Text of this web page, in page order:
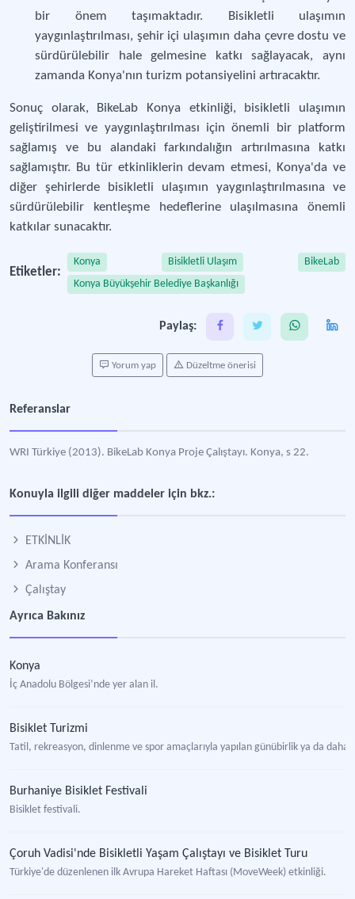
bir önem taşımaktadır. Bisikletli ulaşımın
yaygınlaştırılması, şehir içi ulaşımın daha çevre dostu ve
sürdürülebilir hale gelmesine katkı sağlayacak, aynı
zamanda Konya'nın turizm potansiyelini artıracaktır.
Sonuç olarak, BikeLab Konya etkinliği, bisikletli ulaşımın
geliştirilmesi ve yaygınlaştırılması için önemli bir platform
sağlamış ve bu alandaki farkındalığın artırılmasına katkı
sağlamıştır. Bu tür etkinliklerin devam etmesi, Konya'da ve
diğer şehirlerde bisikletli ulaşımın yaygınlaştırılmasına ve
sürdürülebilir kentleşme hedeflerine ulaşılmasına önemli
katkılar sunacaktır.
Etiketler:
Konya Bisikletli Ulaşım
BikeLab
Konya Büyükşehir Belediye Başkanlığı
Paylaş:
Yorum yap Düzeltme önerisi
Referanslar
WRI Türkiye (2013). BikeLab Konya Proje Çalıştayı. Konya, s 22.
Konuyla ilgili diğer maddeler için bkz.:
ETKİNLİK
Arama Konferansı
Çalıştay
Ayrıca Bakınız
Konya
İç Anadolu Bölgesi’nde yer alan il.
Bisiklet Turizmi
Tatil, rekreasyon, dinlenme ve spor amaçlarıyla yapılan günübirlik ya da
Burhaniye Bisiklet Festivali
Bisiklet festivali.
Çoruh Vadisi'nde Bisikletli Yaşam Çalıştayı ve Bisiklet Turu
Türkiye'de düzenlenen ilk Avrupa Hareket Haftası (MoveWeek) etkinliği.